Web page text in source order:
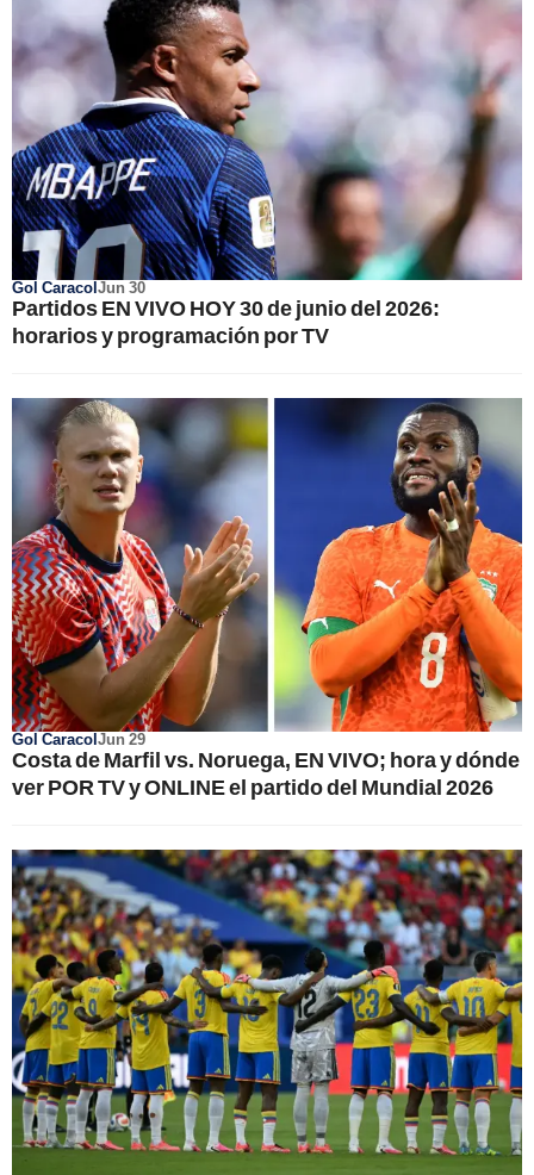
Gol CaracolJun 30
Partidos EN VIVO HOY 30 de junio del 2026:
horarios y programación por TV
Gol CaracolJun 29
Costa de Marfil vs. Noruega, EN VIVO; hora y dónde
ver POR TV y ONLINE el partido del Mundial 2026